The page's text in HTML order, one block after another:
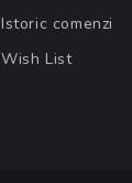
Istoric comenzi
Wish List